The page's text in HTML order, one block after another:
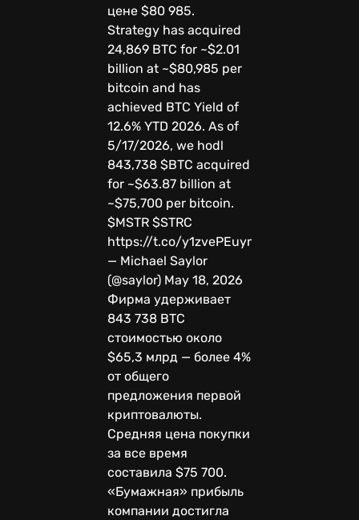
цене $80 985.
Strategy has acquired
24,869 BTC for ~$2.01
billion at ~$80,985 per
bitcoin and has
achieved BTC Yield of
12.6% YTD 2026. As of
5/17/2026, we hodl
843,738 $BTC acquired
for ~$63.87 billion at
~$75,700 per bitcoin.
$MSTR $STRC
https://t.co/y1zvePEuym
— Michael Saylor
(@saylor) May 18, 2026
Фирма удерживает
843 738 BTC
стоимостью около
$65,3 млрд — более 4%
от общего
предложения первой
криптовалюты.
Средняя цена покупки
за все время
составила $75 700.
«Бумажная» прибыль
компании достигла